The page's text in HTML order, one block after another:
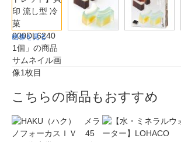
画像を見る
こちらの商品もおすすめ